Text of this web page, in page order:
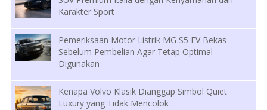
Karakter Sport
Pemeriksaan Motor Listrik MG S5 EV Bekas
Sebelum Pembelian Agar Tetap Optimal
Digunakan
Kenapa Volvo Klasik Dianggap Simbol Quiet
Luxury yang Tidak Mencolok